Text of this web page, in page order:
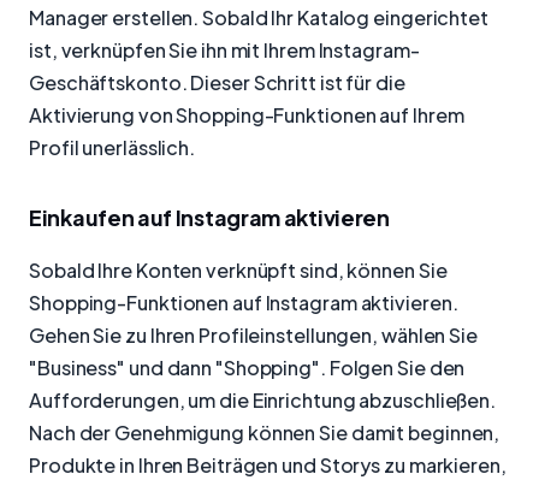
Manager erstellen. Sobald Ihr Katalog eingerichtet
ist, verknüpfen Sie ihn mit Ihrem Instagram-
Geschäftskonto. Dieser Schritt ist für die
Aktivierung von Shopping-Funktionen auf Ihrem
Profil unerlässlich.
Einkaufen auf Instagram aktivieren
Sobald Ihre Konten verknüpft sind, können Sie
Shopping-Funktionen auf Instagram aktivieren.
Gehen Sie zu Ihren Profileinstellungen, wählen Sie
"Business" und dann "Shopping". Folgen Sie den
Aufforderungen, um die Einrichtung abzuschließen.
Nach der Genehmigung können Sie damit beginnen,
Produkte in Ihren Beiträgen und Storys zu markieren,